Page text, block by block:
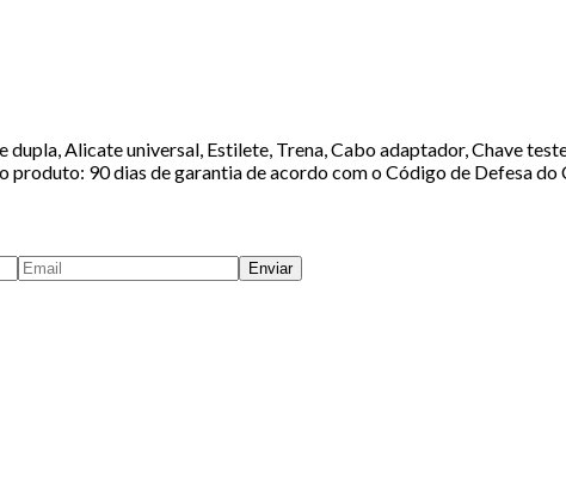
Alicate universal, Estilete, Trena, Cabo adaptador, Chave
produto: 90 dias de garantia de acordo com o Código de Defesa
Enviar